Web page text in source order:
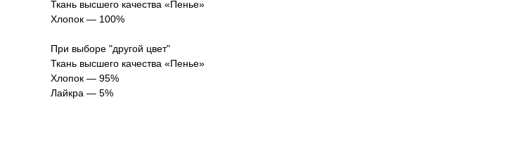
Ткань высшего качества «Пенье»
Хлопок — 100%
При выборе "другой цвет"
Ткань высшего качества «Пенье»
Хлопок — 95%
Лайкра — 5%